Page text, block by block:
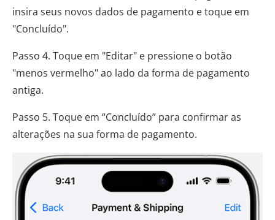
insira seus novos dados de pagamento e toque em
"Concluído".
Passo 4. Toque em "Editar" e pressione o botão
"menos vermelho" ao lado da forma de pagamento
antiga.
Passo 5. Toque em “Concluído” para confirmar as
alterações na sua forma de pagamento.